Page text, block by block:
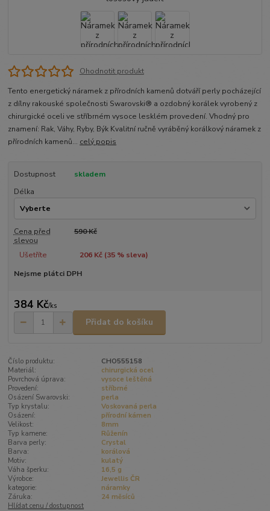
Ohodnotit produkt
Tento energetický náramek z přírodních kamenů dotváří perly pocházející
z dílny rakouské společnosti Swarovski® a ozdobný korálek vyrobený z
chirurgické oceli ve stříbrném vysoce lesklém provedení. Vhodný pro
znamení: Rak, Váhy, Ryby, Býk Kvalitní ručně vyráběný korálkový náramek z
přírodních kamenů... celý popis
Dostupnost
skladem
Délka
Cena před
slevou
590 Kč
Ušetříte 206 Kč (35% sleva)
Nejsme plátci DPH
384 Kč/ks
Přidat do košíku
Číslo produktu:
CHO555158
Materiál:
chirurgická ocel
Povrchová úprava:
vysoce leštěná
Provedení:
stříbrné
Osázení Swarovski:
perla
Typ krystalu:
Voskovaná perla
Osázení:
přírodní kámen
Velikost:
8mm
Typ kamene:
Růženín
Barva perly:
Crystal
Barva:
korálová
Motiv:
kulatý
Váha šperku:
16,5 g
Výrobce:
Jewellis ČR
kategorie:
náramky
Záruka:
24 měsíců
Hlídat cenu / dostupnost